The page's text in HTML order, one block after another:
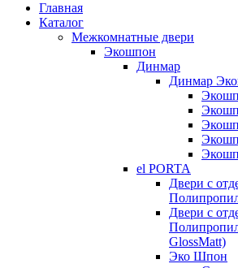
Главная
Каталог
Межкомнатные двери
Экошпон
Динмар
Динмар
el PORTA
Двери с
Двери с
GlossMatt)
Эко Шпон